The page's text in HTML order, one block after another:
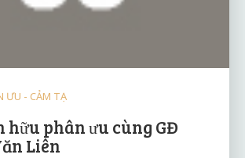
ƯU - CẢM TẠ
hữu phân ưu cùng GĐ
Liên